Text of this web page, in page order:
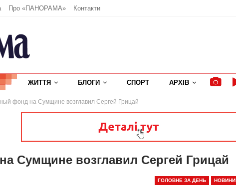
Про «ПАНОРАМА» Контакти
ЖИТТЯ БЛОГИ СПОРТ АРХІВ
фонд на Сумщине возглавил Сергей Грицай
Сумщине возглавил Сергей Грицай
ГОЛОВНЕ ЗА ДЕНЬ НОВИНИ